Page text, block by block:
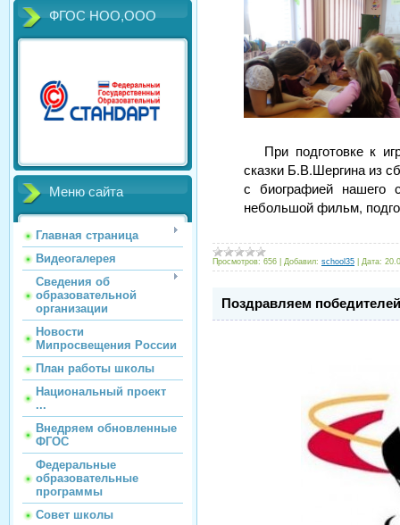
ФГОС НОО,ООО
Меню сайта
Главная страница
Видеогалерея
Сведения об
образовательной
организации
Новости
Мипросвещения России
План работы школы
Национальный проект
...
Внедряем обновленные
ФГОС
Федеральные
образовательные
программы
Совет школы
При подготовке к
сказки Б.В.Шергина из
с биографией нашего
небольшой фильм,
Просмотров: 656 Добавил: school35 Дата:
Поздравляем